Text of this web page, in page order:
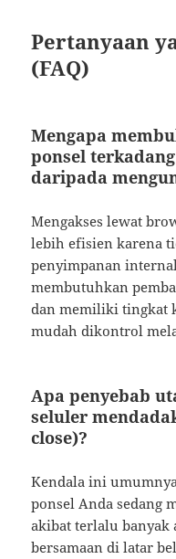
Pertanyaan
(FAQ)
Mengapa
ponsel
daripada
Mengakses lewat
lebih efisien karena
penyimpanan
membutuhkan
dan memiliki tingkat
mudah dikontrol
Apa penyebab
seluler
close)?
Kendala ini
ponsel Anda sedang
akibat terlalu banyak
bersamaan di latar